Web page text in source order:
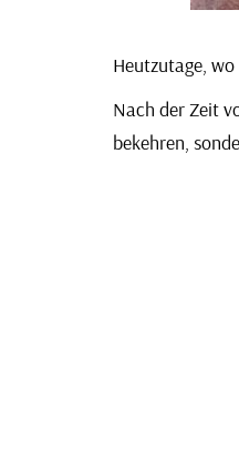
Heutzutage,
Nach der Zeit
bekehren,